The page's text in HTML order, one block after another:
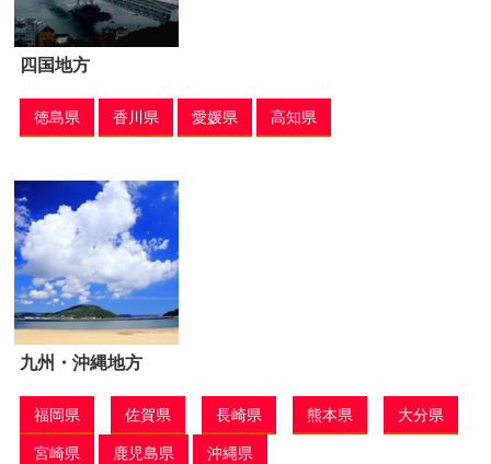
四国地方
徳島県 香川県 愛媛県 高知県
九州・沖縄地方
福岡県 佐賀県 長崎県 熊本県
大分県
宮崎県
鹿児島県 沖縄県